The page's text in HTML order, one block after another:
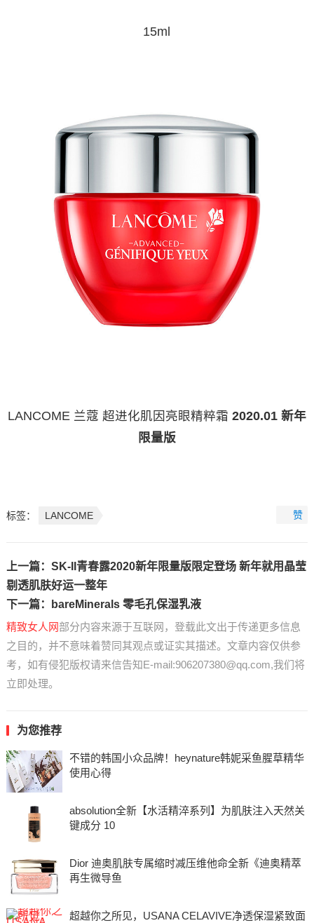
15ml
LANCOME 兰蔻 超进化肌因亮眼精粹霜 2020.01 新年
限量版
标签： LANCOME 赞
上一篇： SK-II青春露2020新年限量版限定登场 新年就用晶莹
剔透肌肤好运一整年
下一篇：
bareMinerals 零毛孔保湿乳液
精致女人网部分内容来源于互联网，登载此文出于传递更多信息
之目的，并不意味着赞同其观点或证实其描述。文章内容仅供参
考，如有侵犯版权请来信告知E-mail:906207380@qq.com,我们将
立即处理。
为您推荐
不错的韩国小众品牌！heynature韩妮采鱼腥草精华
使用心得
absolution全新【水活精淬系列】为肌肤注入天然关
键成分 10
Dior 迪奥肌肤专属缩时减压维他命全新《迪奥精萃
再生微导鱼
超越你之所见，USANA CELAVIVE净透保湿紧致面